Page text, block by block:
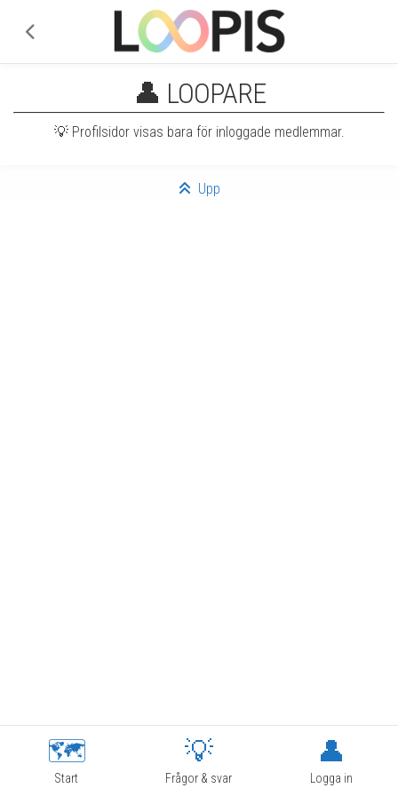
👤 LOOPARE
💡Profilsidor visas bara för inloggade medlemmar.
Upp
🗺
Start
💡
Frågor & svar
👤
Logga in